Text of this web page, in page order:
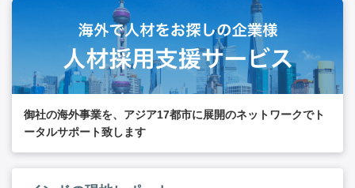
御社の海外事業を、アジア17都市に展開のネットワークでト
ータルサポート致します